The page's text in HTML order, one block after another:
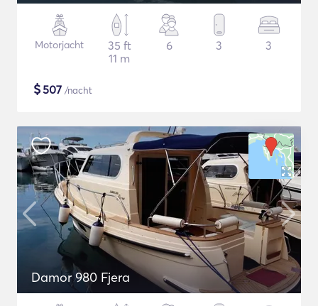
Motorjacht
35 ft
11 m
6 3 3
$507 /nacht
Damor 980 Fjera